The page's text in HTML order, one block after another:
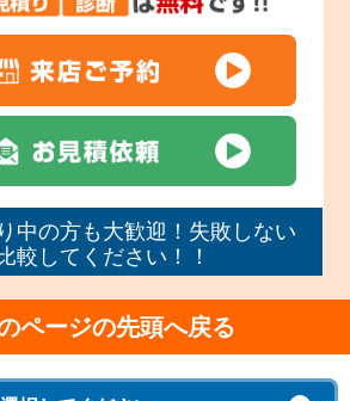
中の方も大歓迎！失敗しない
較してください！！
ページの先頭へ戻る